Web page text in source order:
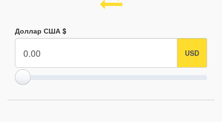
Доллар США $